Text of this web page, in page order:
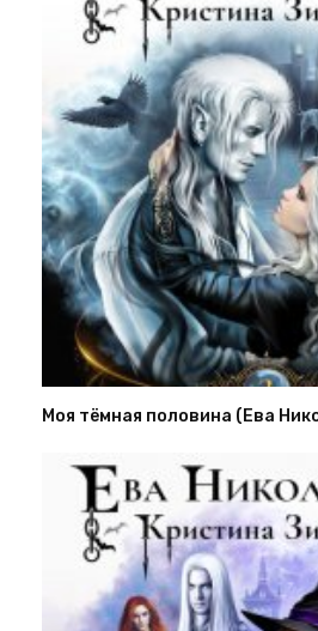
Моя тёмная половина (Ева